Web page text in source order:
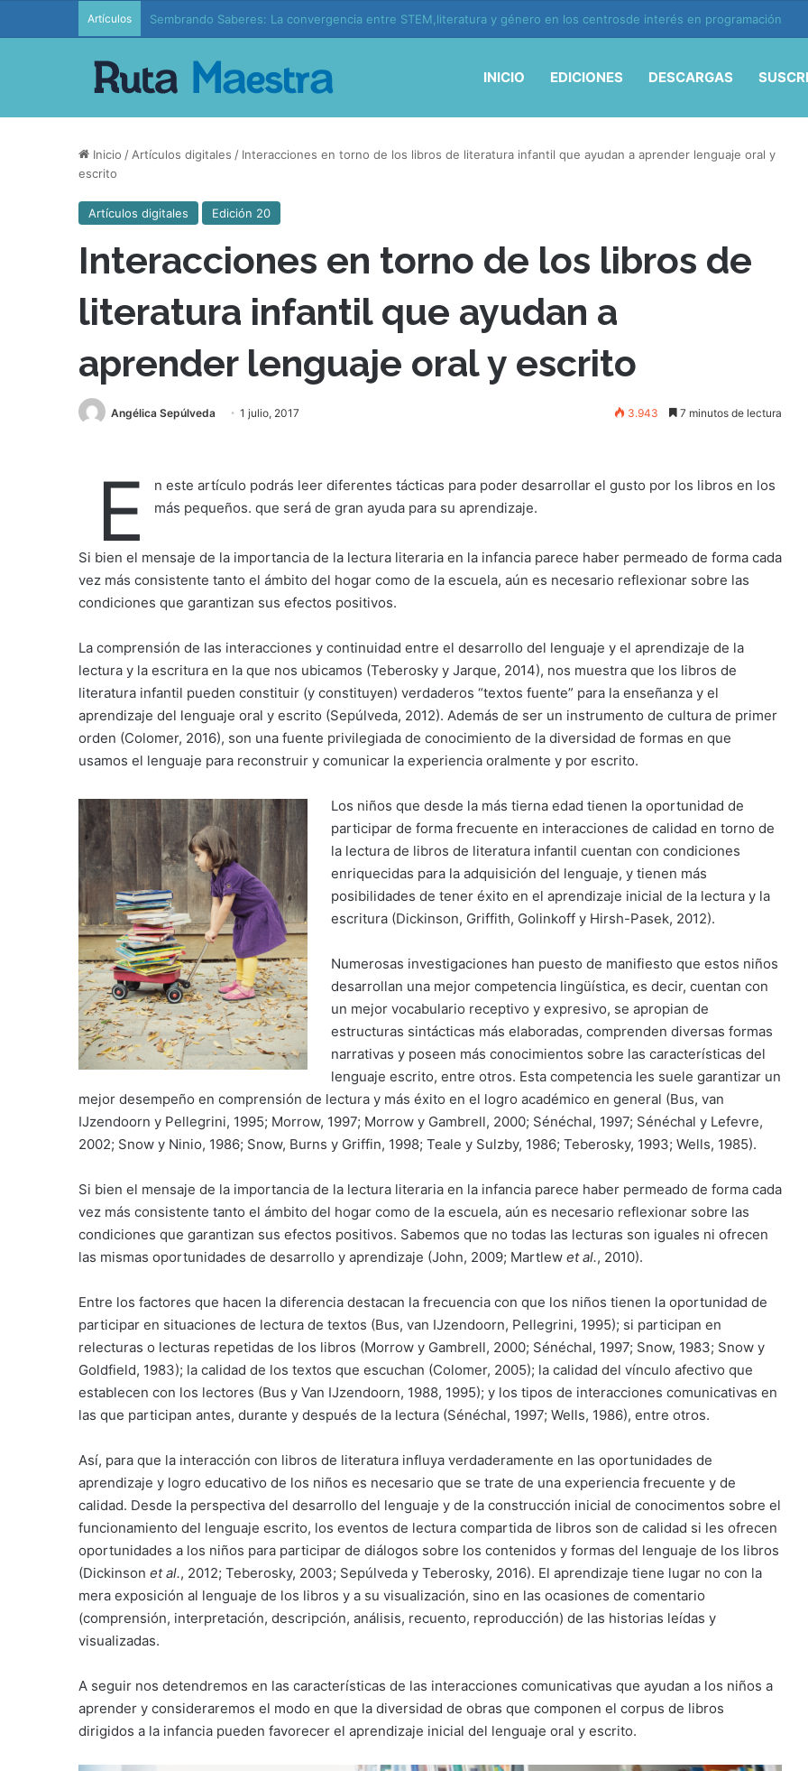
Artículos Edición 37 – Generaciones conectadas: educación y vida en la era de la IA
INICIO EDICIONES DESCARGAS
Inicio / Artículos digitales / Interacciones en torno de los libros de literatura infantil que ayudan a aprender lenguaje oral y
escrito
Artículos digitales Edición 20
Interacciones en torno de los libros de
literatura infantil que ayudan a
aprender lenguaje oral y escrito
Angélica Sepúlveda 1 julio, 2017 3.943 7 minutos de lectura
E
n este artículo podrás leer diferentes tácticas para poder desarrollar el gusto por los libros en los
más pequeños. que será de gran ayuda para su aprendizaje.
Si bien el mensaje de la importancia de la lectura literaria en la infancia parece haber permeado de forma cada
vez más consistente tanto el ámbito del hogar como de la escuela, aún es necesario reflexionar sobre las
condiciones que garantizan sus efectos positivos.
La comprensión de las interacciones y continuidad entre el desarrollo del lenguaje y el aprendizaje de la
lectura y la escritura en la que nos ubicamos (Teberosky y Jarque, 2014), nos muestra que los libros de
literatura infantil pueden constituir (y constituyen) verdaderos “textos fuente” para la enseñanza y el
aprendizaje del lenguaje oral y escrito (Sepúlveda, 2012). Además de ser un instrumento de cultura de primer
orden (Colomer, 2016), son una fuente privilegiada de conocimiento de la diversidad de formas en que
usamos el lenguaje para reconstruir y comunicar la experiencia oralmente y por escrito.
Los niños que desde la más tierna edad tienen la oportunidad de
participar de forma frecuente en interacciones de calidad en torno de
la lectura de libros de literatura infantil cuentan con condiciones
enriquecidas para la adquisición del lenguaje, y tienen más
posibilidades de tener éxito en el aprendizaje inicial de la lectura y la
escritura (Dickinson, Griffith, Golinkoff y Hirsh-Pasek, 2012).
Numerosas investigaciones han puesto de manifiesto que estos niños
desarrollan una mejor competencia lingüística, es decir, cuentan con
un mejor vocabulario receptivo y expresivo, se apropian de
estructuras sintácticas más elaboradas, comprenden diversas formas
narrativas y poseen más conocimientos sobre las características del
lenguaje escrito, entre otros. Esta competencia les suele garantizar un
mejor desempeño en comprensión de lectura y más éxito en el logro académico en general (Bus, van
IJzendoorn y Pellegrini, 1995; Morrow, 1997; Morrow y Gambrell, 2000; Sénéchal, 1997; Sénéchal y Lefevre,
2002; Snow y Ninio, 1986; Snow, Burns y Griffin, 1998; Teale y Sulzby, 1986; Teberosky, 1993; Wells, 1985).
Si bien el mensaje de la importancia de la lectura literaria en la infancia parece haber permeado de forma cada
vez más consistente tanto el ámbito del hogar como de la escuela, aún es necesario reflexionar sobre las
condiciones que garantizan sus efectos positivos. Sabemos que no todas las lecturas son iguales ni ofrecen
las mismas oportunidades de desarrollo y aprendizaje (John, 2009; Martlew et al., 2010).
Entre los factores que hacen la diferencia destacan la frecuencia con que los niños tienen la oportunidad de
participar en situaciones de lectura de textos (Bus, van IJzendoorn, Pellegrini, 1995); si participan en
relecturas o lecturas repetidas de los libros (Morrow y Gambrell, 2000; Sénéchal, 1997; Snow, 1983; Snow y
Goldfield, 1983); la calidad de los textos que escuchan (Colomer, 2005); la calidad del vínculo afectivo que
establecen con los lectores (Bus y Van IJzendoorn, 1988, 1995); y los tipos de interacciones comunicativas en
las que participan antes, durante y después de la lectura (Sénéchal, 1997; Wells, 1986), entre otros.
Así, para que la interacción con libros de literatura influya verdaderamente en las oportunidades de
aprendizaje y logro educativo de los niños es necesario que se trate de una experiencia frecuente y de
calidad. Desde la perspectiva del desarrollo del lenguaje y de la construcción inicial de conocimentos sobre el
funcionamiento del lenguaje escrito, los eventos de lectura compartida de libros son de calidad si les ofrecen
oportunidades a los niños para participar de diálogos sobre los contenidos y formas del lenguaje de los libros
(Dickinson et al., 2012; Teberosky, 2003; Sepúlveda y Teberosky, 2016). El aprendizaje tiene lugar no con la
mera exposición al lenguaje de los libros y a su visualización, sino en las ocasiones de comentario
(comprensión, interpretación, descripción, análisis, recuento, reproducción) de las historias leídas y
visualizadas.
A seguir nos detendremos en las características de las interacciones comunicativas que ayudan a los niños a
aprender y consideraremos el modo en que la diversidad de obras que componen el corpus de libros
dirigidos a la infancia pueden favorecer el aprendizaje inicial del lenguaje oral y escrito.